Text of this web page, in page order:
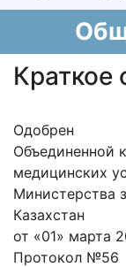
Краткое
Одобрен
Объединенной
медицинских
Министерства
Казахстан
от «01» марта
Протокол №56